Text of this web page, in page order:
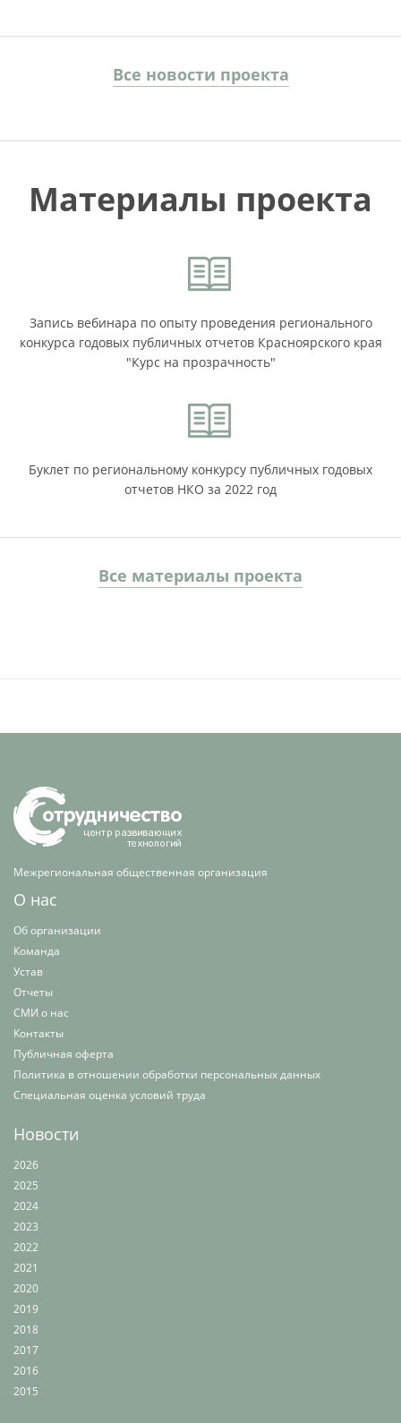
Все новости проекта
Материалы проекта
Запись вебинара по опыту проведения регионального
конкурса годовых публичных отчетов Красноярского края
"Курс на прозрачность"
Буклет по региональному конкурсу публичных годовых
отчетов НКО за 2022 год
Все материалы проекта
Межрегиональная общественная организация
О нас
Об организации
Команда
Устав
Отчеты
СМИ о нас
Контакты
Публичная оферта
Политика в отношении обработки персональных данных
Специальная оценка условий труда
Новости
2026
2025
2024
2023
2022
2021
2020
2019
2018
2017
2016
2015